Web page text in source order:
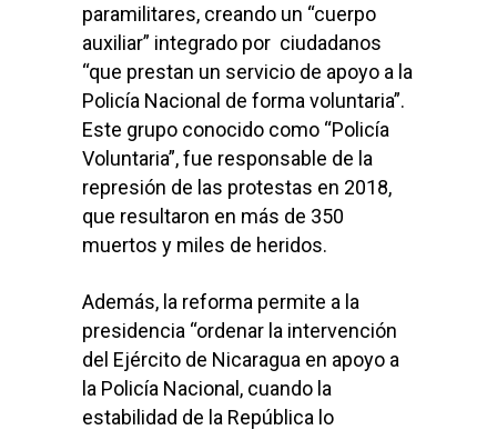
paramilitares, creando un “cuerpo
auxiliar” integrado por ciudadanos
“que prestan un servicio de apoyo a la
Policía Nacional de forma voluntaria”.
Este grupo conocido como “Policía
Voluntaria”, fue responsable de la
represión de las protestas en 2018,
que resultaron en más de 350
muertos y miles de heridos.
Además, la reforma permite a la
presidencia “ordenar la intervención
del Ejército de Nicaragua en apoyo a
la Policía Nacional, cuando la
estabilidad de la República lo